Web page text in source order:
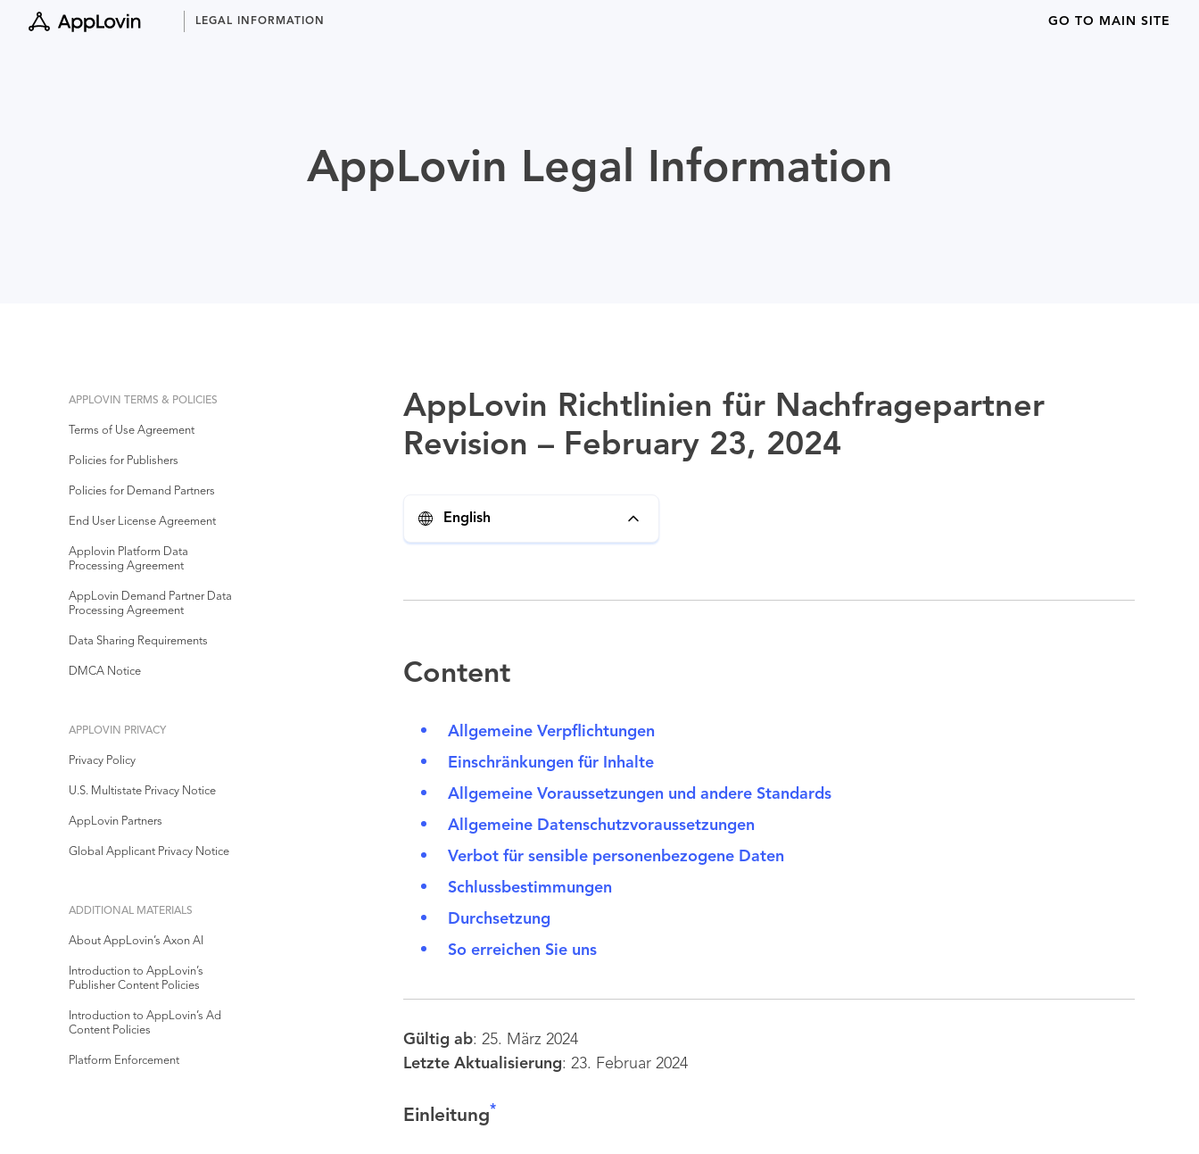
LEGAL INFORMATION GO TO MAIN SITE
AppLovin Legal Information
APPLOVIN TERMS & POLICIES
Terms of Use Agreement
Policies for Publishers
Policies for Demand Partners
End User License Agreement
Applovin Platform Data
Processing Agreement
AppLovin Demand Partner Data
Processing Agreement
Data Sharing Requirements
DMCA Notice
APPLOVIN PRIVACY
Privacy Policy
U.S. Multistate Privacy Notice
AppLovin Partners
Global Applicant Privacy Notice
ADDITIONAL MATERIALS
About AppLovin’s Axon AI
Introduction to AppLovin’s
Publisher Content Policies
Introduction to AppLovin’s Ad
Content Policies
Platform Enforcement
AppLovin Richtlinien für Nachfragepartner
Revision – February 23, 2024
English
Content
Allgemeine Verpflichtungen
Einschränkungen für Inhalte
Allgemeine Voraussetzungen und andere Standards
Allgemeine Datenschutzvoraussetzungen
Verbot für sensible personenbezogene Daten
Schlussbestimmungen
Durchsetzung
So erreichen Sie uns
Gültig ab: 25. März 2024
Letzte Aktualisierung: 23. Februar 2024
Einleitung*